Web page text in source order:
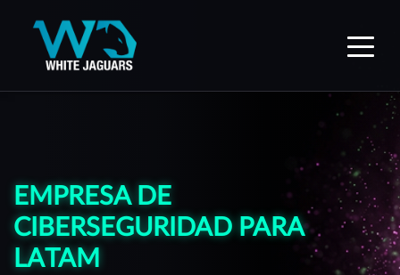
WhiteJaguars — Inicio
EMPRESA DE
CIBERSEGURIDAD PARA
LATAM